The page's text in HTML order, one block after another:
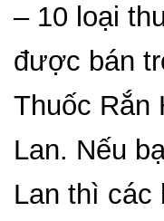
– 10 loại
được bán
Thuốc Rắn
Lan. Nếu
Lan thì các